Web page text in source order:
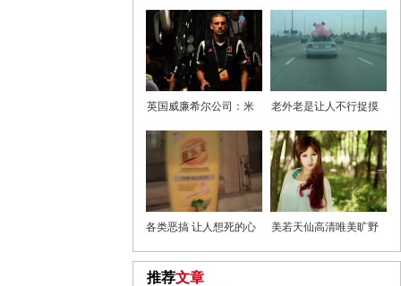
浮动，
伦西亚
英国威廉希尔公司：米
兰依然
老外老是让人不行捉摸
搞笑
各类恶搞 让人想死的心
都有
美若天仙高清唯美旷野
写真
推荐文章